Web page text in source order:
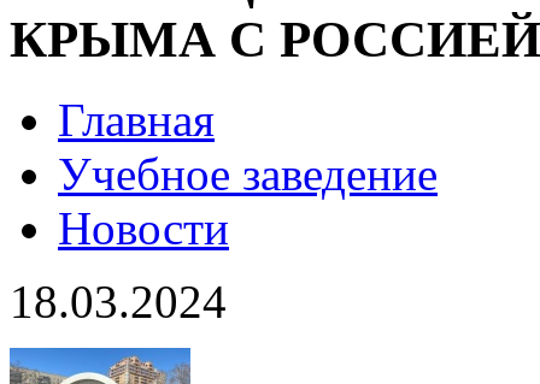
КРЫМА С РОССИЕЙ
Главная
Учебное заведение
Новости
18.03.2024